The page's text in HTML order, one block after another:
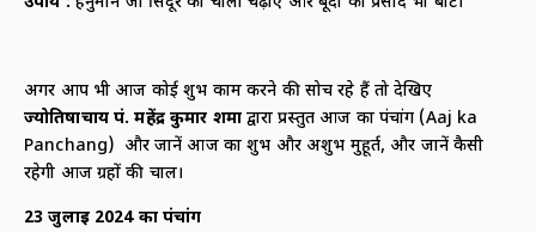
अगर आप भी आज कोई शुभ काम करने की सोच रहे हैं तो देखिए
ज्योतिषाचार्य पं. महेंद्र कुमार शर्माद्वारा प्रस्तुत आज का पंचांग (Aaj ka
Panchang) और जानें आज का शुभ और अशुभ मुहूर्त, और जानें कैसी
रहेगी आज ग्रहों की चाल।
23जुलाई 2024 का पंचांग